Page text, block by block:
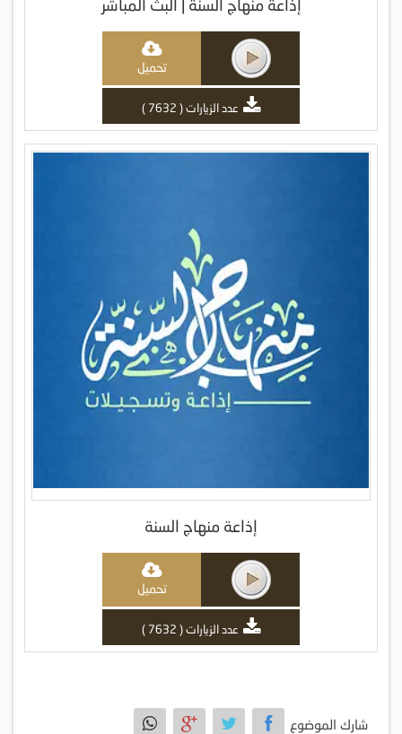
إذاعة منهاج السنة | البث المباشر
تحميل
عدد الزيارات ( 7632 )
إذاعة منهاج السنة
تحميل
عدد الزيارات ( 7632 )
شارك الموضوع